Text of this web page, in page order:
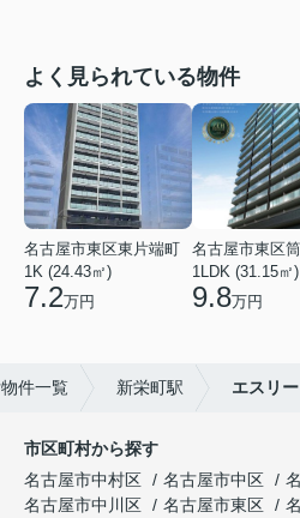
よく見られている物件
名古屋市東区東片端町
1K (24.43㎡)
7.2万円
1LDK (31.15㎡)
9.8万円
件一覧 新栄町駅 エスリ
市区町村から探す
名古屋市中村区
名古屋市中区
名古屋市中川区
名古屋市東区